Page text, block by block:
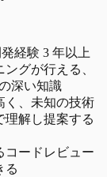
経験 3 年以上
グが行える、
深い知識
く、未知の技術
理解し提案する
コードレビュー
る